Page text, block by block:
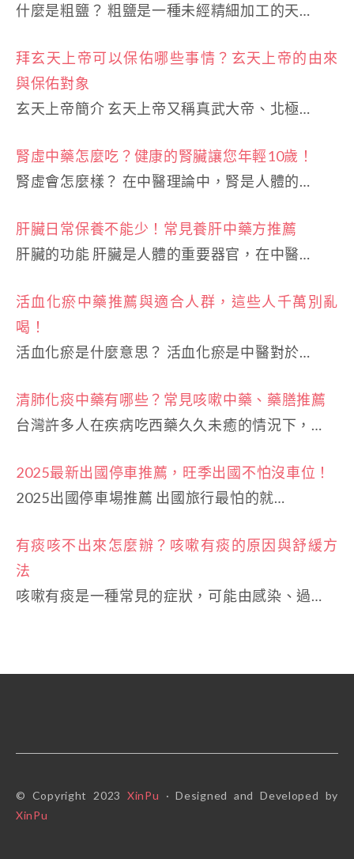
什麼是粗鹽？ 粗鹽是一種未經精細加工的天…
拜玄天上帝可以保佑哪些事情？玄天上帝的由來
與保佑對象
玄天上帝簡介 玄天上帝又稱真武大帝、北極…
腎虛中藥怎麼吃？健康的腎臟讓您年輕10歲！
腎虛會怎麼樣？ 在中醫理論中，腎是人體的…
肝臟日常保養不能少！常見養肝中藥方推薦
肝臟的功能 肝臟是人體的重要器官，在中醫…
活血化瘀中藥推薦與適合人群，這些人千萬別亂
喝！
活血化瘀是什麼意思？ 活血化瘀是中醫對於…
清肺化痰中藥有哪些？常見咳嗽中藥、藥膳推薦
台灣許多人在疾病吃西藥久久未癒的情況下，…
2025最新出國停車推薦，旺季出國不怕沒車位！
2025出國停車場推薦 出國旅行最怕的就…
有痰咳不出來怎麼辦？咳嗽有痰的原因與舒緩方
法
咳嗽有痰是一種常見的症狀，可能由感染、過…
© Copyright 2023XinPu · Designed and Developed by
XinPu